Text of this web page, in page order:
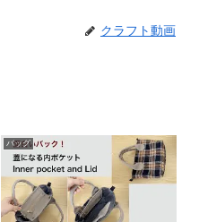
クラフト動画
バッグ